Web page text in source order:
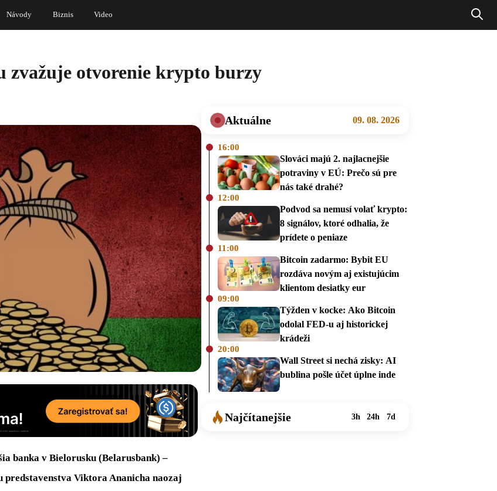
Návody Biznis Video
zvažuje otvorenie krypto burzy
banka v Bielorusku (Belarusbank) –
Viktora Ananicha naozaj
Aktuálne 09. 08. 2026
16:00
Slováci majú 2. najlacnejšie
potraviny v EÚ: Prečo sú pre
nás také drahé?
12:00
Podvod sa nemusí volať krypto:
8 signálov, ktoré odhalia, že
prídete o peniaze
11:00
Bitcoin zadarmo: Bybit EU
rozdáva novým aj existujúcim
klientom desiatky eur
09:00
Týžden v kocke: Ako Bitcoin
odolal FED-u aj historickej
krádeži
20:00
Wall Street si nechá zisky: AI
bublina pošle účet úplne inde
Najčítanejšie 3h 24h 7d